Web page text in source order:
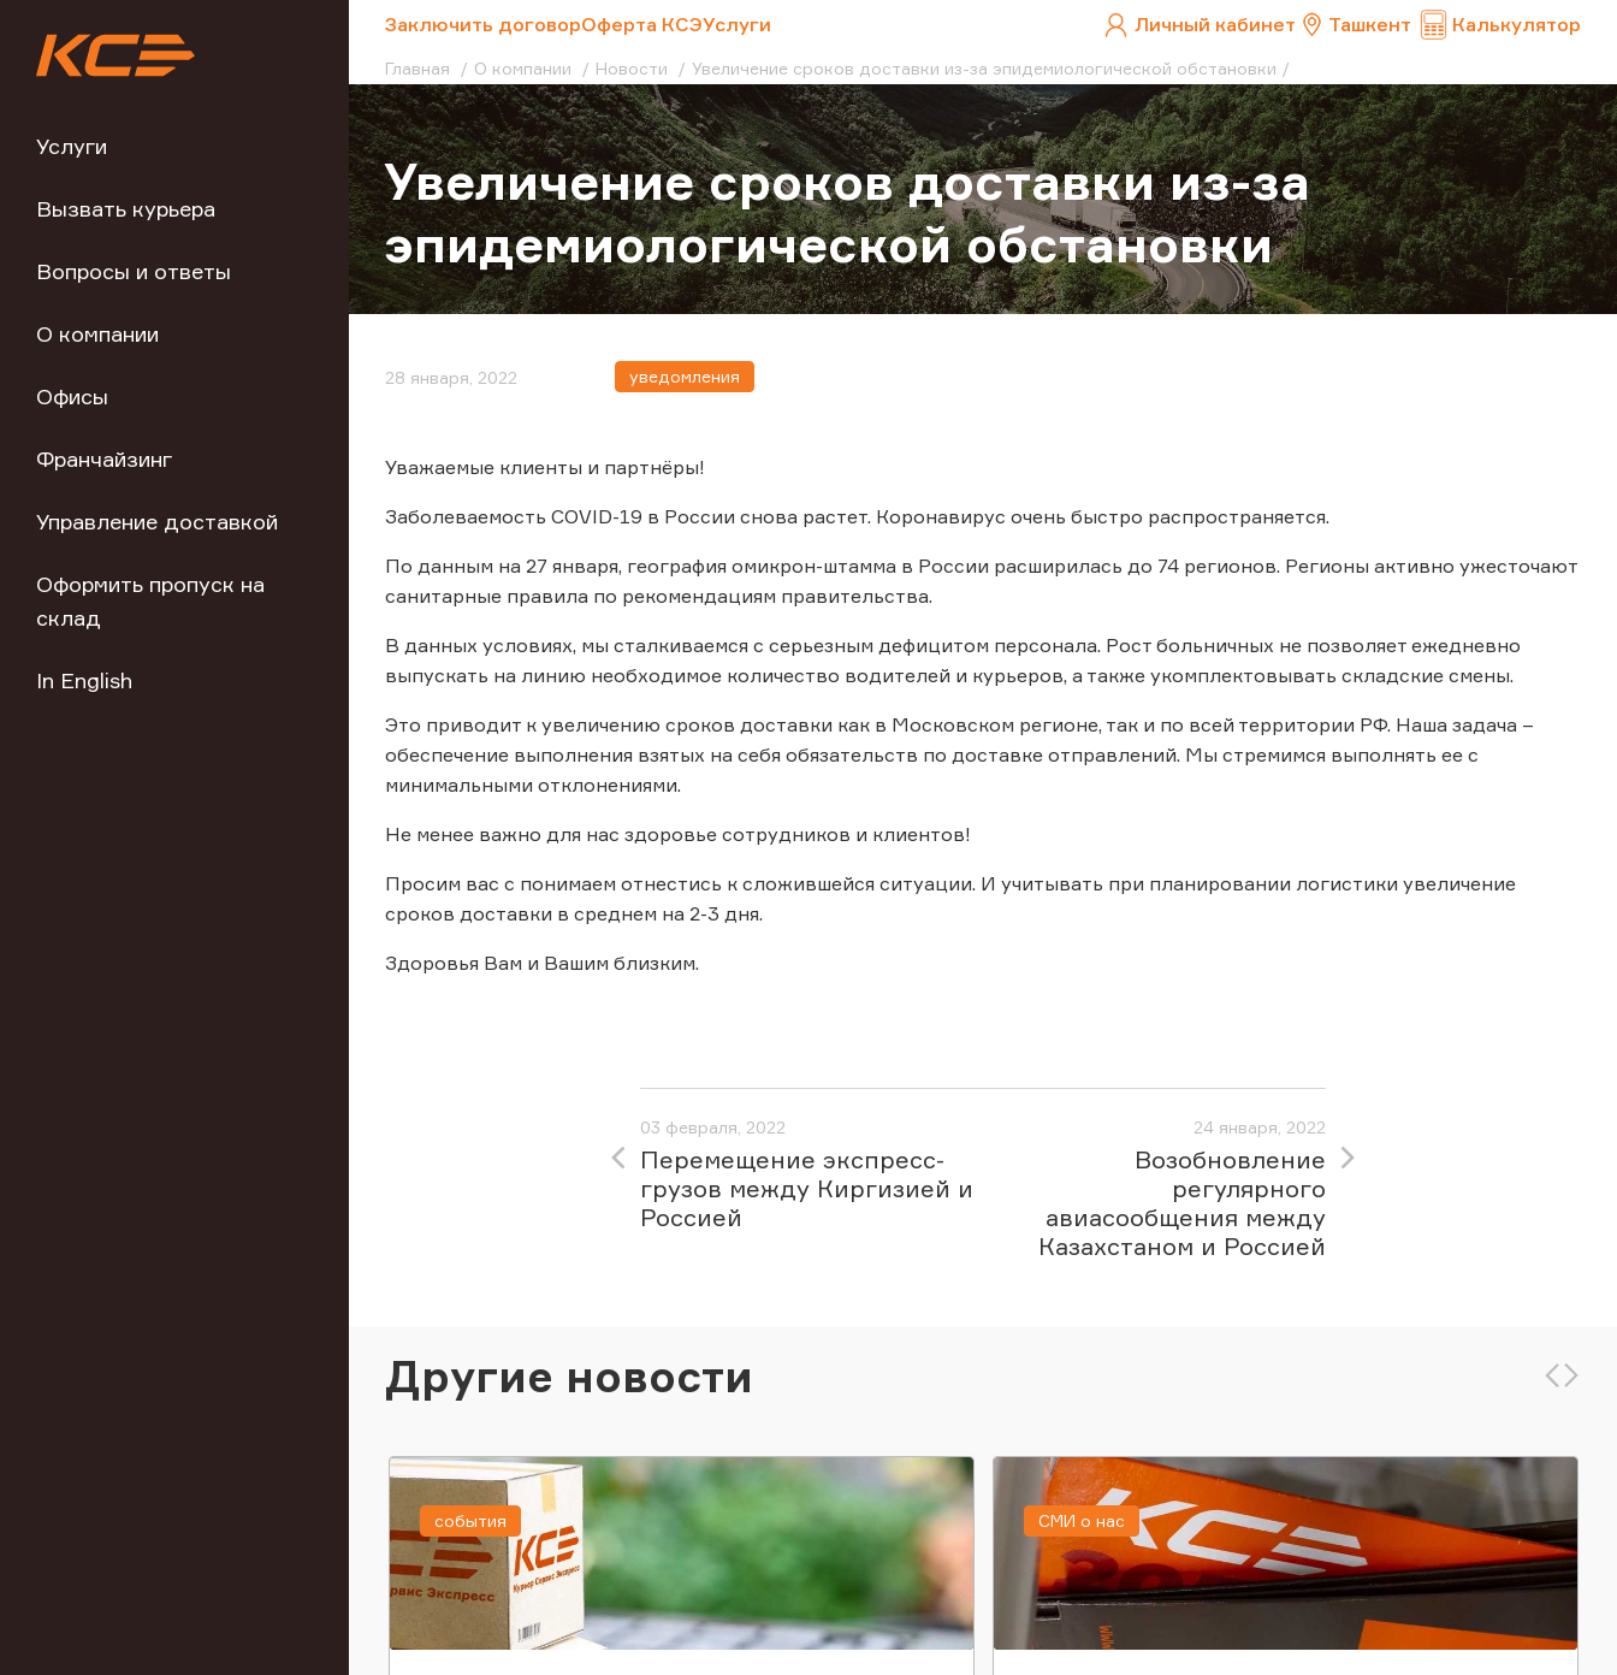
Услуги
Вызвать курьера
Вопросы и ответы
О компании
Офисы
Франчайзинг
Управление доставкой
Оформить пропуск на
склад
In English
Заключить договорОферта КСЭУслуги Личный кабинет Ташкент Калькулятор
Главная О компании Новости Увеличение сроков доставки из-за эпидемиологической обстановки
Увеличение сроков доставки из-за
эпидемиологической обстановки
28 января, 2022 уведомления
Уважаемые клиенты и партнёры!
Заболеваемость COVID-19 в России снова растет. Коронавирус очень быстро распространяется.
По данным на 27 января, география омикрон-штамма в России расширилась до 74 регионов. Регионы активно ужесточают
санитарные правила по рекомендациям правительства.
В данных условиях, мы сталкиваемся с серьезным дефицитом персонала. Рост больничных не позволяет ежедневно
выпускать на линию необходимое количество водителей и курьеров, а также укомплектовывать складские смены.
Это приводит к увеличению сроков доставки как в Московском регионе, так и по всей территории РФ. Наша задача –
обеспечение выполнения взятых на себя обязательств по доставке отправлений. Мы стремимся выполнять ее с
минимальными отклонениями.
Не менее важно для нас здоровье сотрудников и клиентов!
Просим вас с понимаем отнестись к сложившейся ситуации. И учитывать при планировании логистики увеличение
сроков доставки в среднем на 2-3 дня.
Здоровья Вам и Вашим близким.
03 февраля, 2022
Перемещение экспресс-
грузов между Киргизией и
Россией
24 января, 2022
Возобновление
регулярного
авиасообщения между
Казахстаном и Россией
Другие новости
события СМИ о нас